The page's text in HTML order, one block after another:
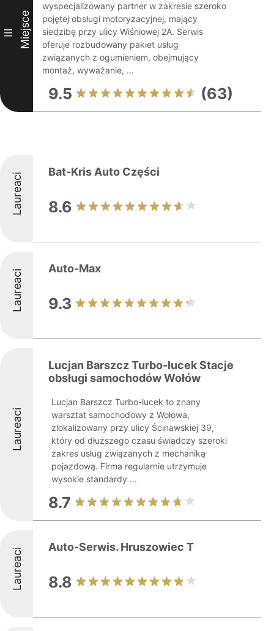
III Miejsce
wyspecjalizowany partner w zakresie szeroko
pojętej obsługi motoryzacyjnej, mający
siedzibę przy ulicy Wiśniowej 2A. Serwis
oferuje rozbudowany pakiet usług
związanych z ogumieniem, obejmujący
montaż, wyważanie, ...
9.5 (63)
Laureaci Bat-Kris Auto Części
8.6
Laureaci Auto-Max
9.3
Laureaci
Lucjan Barszcz Turbo-lucek Stacje
obsługi samochodów Wołów
Lucjan Barszcz Turbo-lucek to znany
warsztat samochodowy z Wołowa,
zlokalizowany przy ulicy Ścinawskiej 39,
który od dłuższego czasu świadczy szeroki
zakres usług związanych z mechaniką
pojazdową. Firma regularnie utrzymuje
wysokie standardy ...
8.7
Laureaci Auto-Serwis. Hruszowiec T
8.8